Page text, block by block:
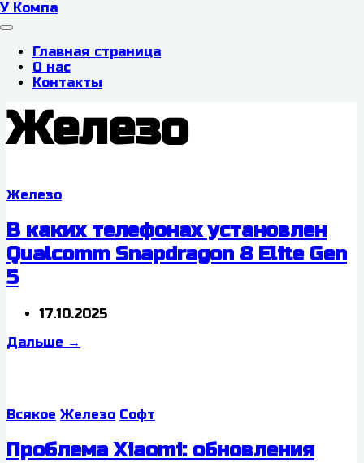
У Компа
Главная страница
О нас
Контакты
Железо
Железо
В каких телефонах установлен
Qualcomm Snapdragon 8 Elite Gen
5
17.10.2025
Дальше →
Всякое Железо Софт
Проблема Xiaomi: обновления